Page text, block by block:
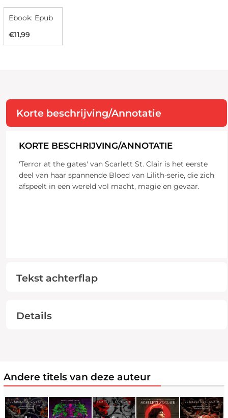
Ebook: Epub
€11,99
Korte beschrijving/Annotatie
KORTE BESCHRIJVING/ANNOTATIE
'Terror at the gates' van Scarlett St. Clair is het eerste
deel van haar spannende Bloed van Lilith-serie, die zich
afspeelt in een wereld vol macht, magie en gevaar.
Tekst achterflap
Details
Andere titels van deze auteur